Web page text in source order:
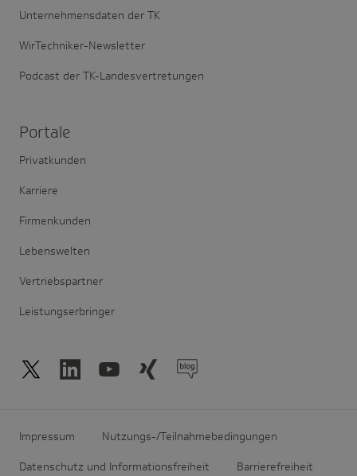
Unternehmensdaten der TK
WirTechniker-Newsletter
Podcast der TK-Landesvertretungen
Portale
Privatkunden
Karriere
Firmenkunden
Lebenswelten
Vertriebspartner
Leistungserbringer
Impressum Nutzungs-/Teilnahmebedingungen
Datenschutz und Informationsfreiheit Barrierefreiheit